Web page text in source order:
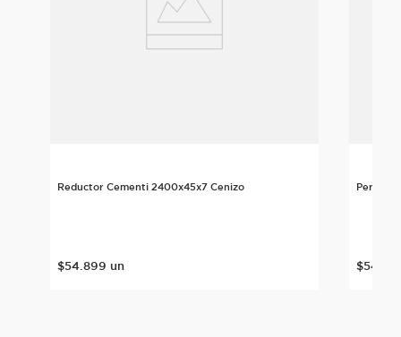
Reductor Cementi 2400x45x7 Cenizo
$54.899 un
Perfil T
$54